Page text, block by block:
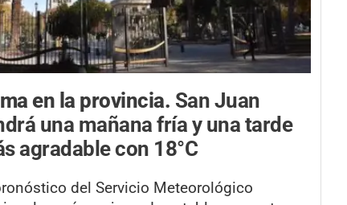
en la provincia. San Juan
una mañana fría y una tarde
agradable con 18°C
del Servicio Meteorológico